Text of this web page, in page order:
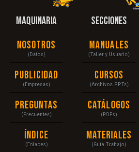
MAQUINARIA
Nosotros
(Datos)
Publicidad
(Empresas)
Preguntas
(Frecuentes)
Índice
(Enlaces)
SECCIONES
Manuales
(Taller y Usuario)
Cursos
(Archivos PPTs)
Catálogos
(PDFs)
Materiales
(Guía Trabajo)